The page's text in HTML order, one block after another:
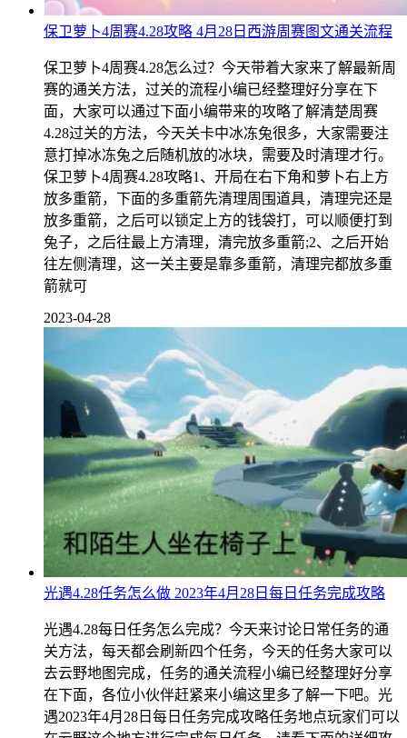
保卫萝卜4周赛4.28攻略 4月28日西游周赛图文通关流程
保卫萝卜4周赛4.28怎么过？今天带着大家来了解最新周
赛的通关方法，过关的流程小编已经整理好分享在下
面，大家可以通过下面小编带来的攻略了解清楚周赛
4.28过关的方法，今天关卡中冰冻兔很多，大家需要注
意打掉冰冻兔之后随机放的冰块，需要及时清理才行。
保卫萝卜4周赛4.28攻略1、开局在右下角和萝卜右上方
放多重箭，下面的多重箭先清理周围道具，清理完还是
放多重箭，之后可以锁定上方的钱袋打，可以顺便打到
兔子，之后往最上方清理，清完放多重箭;2、之后开始
往左侧清理，这一关主要是靠多重箭，清理完都放多重
箭就可
2023-04-28
光遇4.28任务怎么做 2023年4月28日每日任务完成攻略
光遇4.28每日任务怎么完成？今天来讨论日常任务的通
关方法，每天都会刷新四个任务，今天的任务大家可以
去云野地图完成，任务的通关流程小编已经整理好分享
在下面，各位小伙伴赶紧来小编这里多了解一下吧。光
遇2023年4月28日每日任务完成攻略任务地点玩家们可以